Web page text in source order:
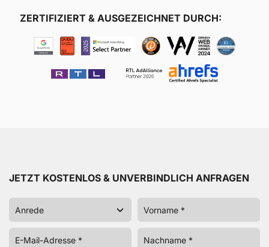
ZERTIFIZIERT & AUSGEZEICHNET DURCH:
JETZT KOSTENLOS & UNVERBINDLICH ANFRAGEN